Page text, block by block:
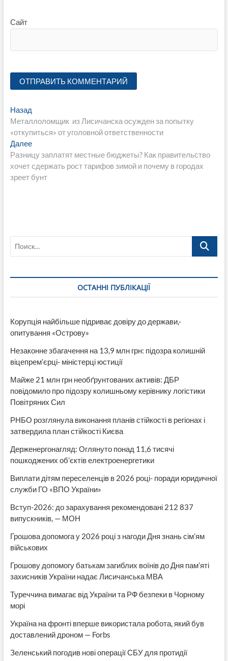
Сайт
Навигация
по
записям
НазадПредыдущая
запись:
Металлоломщик из Лисичанска осужден за попытку
«откупиться» от уголовной ответственности
ДалееСледующая
запись:
Разницу заплатят местные бюджеты? Как правительство
хочет сдержать рост тарифов зимой и почему в городах
зреет бунт
Поиск…
ОСТАННІ ПУБЛІКАЦІЇ
Корупція найбільше підриває довіру до держави,-
опитування «Острову»
Незаконне збагачення на 13,9 млн грн: підозра колишній
віцепрем’єрці- міністерці юстиції
Майже 21 млн грн необґрунтованих активів: ДБР
повідомило про підозру колишньому керівнику логістики
Повітряних Сил
РНБО розглянула виконання планів стійкості в регіонах і
затвердила план стійкості Києва
Держенергонагляд: Оглянуто понад 11,6 тисячі
пошкоджених об’єктів електроенергетики
Виплати дітям переселенців в 2026 році- поради юридичної
служби ГО «ВПО України»
Вступ-2026: до зарахування рекомендовані 212 837
випускників, — МОН
Грошова допомога у 2026 році з нагоди Дня знань сім’ям
військових
Грошову допомогу батькам загиблих воїнів до Дня пам’яті
захисників України надає Лисичанська МВА
Туреччина вимагає від України та РФ безпеки в Чорному
морі
Україна на фронті вперше використала робота, який був
доставлений дроном — Forbs
Зеленський погодив нові операції СБУ для протидії